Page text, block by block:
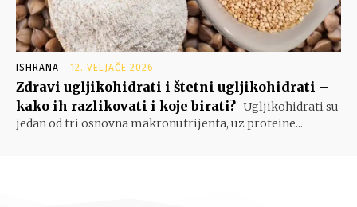
ISHRANA 12. VELJAČE 2026.
Zdravi ugljikohidrati i štetni ugljikohidrati –
kako ih razlikovati i koje birati? Ugljikohidrati su
jedan od tri osnovna makronutrijenta, uz proteine...